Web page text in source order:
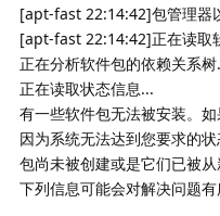
[apt-fast 22:14:42]包管理器
[apt-fast 22:14:42]正在读取
正在分析软件包的依赖关系树
正在读取状态信息...
有一些软件包无法被安装。
因为系统无法达到您要求的
包尚未被创建或是它们已被
下列信息可能会对解决问题有